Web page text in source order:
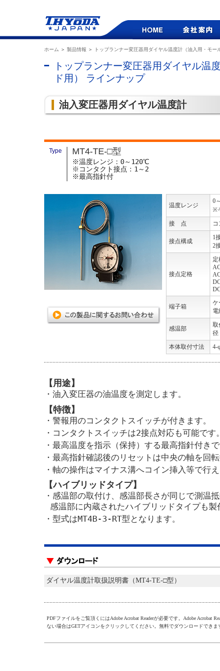
ホーム ＞ 製品情報 ＞ トップランナー変圧器用ダイヤル温度計（油入用・モー
トップランナー変圧器用ダイヤル温
ド用） ラインナップ
油入変圧器用ダイヤル温度計
Type MT4-TE-□型
※温度レンジ：0～120℃
※コンタクト接点：1～2
※最高指針付
温度レンジ
0
※
接 点
コ
接点構成
1
2
接点定格
端子箱
ケ
電
感温部
取
径
本体取付寸法
4-
【用途】
・油入変圧器の油温度を測定します。
【特徴】
・警報用のコンタクトスイッチが付きます。
・コンタクトスイッチは2接点対応も可能です
・最高温度を指示（保持）する最高指針付き
・最高指針確認後のリセットは中央の軸を回
・軸の操作はマイナス溝へコイン挿入等で行
【ハイブリッドタイプ】
・感温部の取付け、感温部長さが同じで測温
感温部に内蔵されたハイブリッドタイプも製
・型式はMT4B-3-RT型となります。
ダイヤル温度計取扱説明書（MT4-TE-□型）
PDFファイルをご覧頂くにはAdobe Acrobat Readerが必要です。Adobe Acrobat
ない場合はGETアイコンをクリックしてください。無料でダウンロードできま